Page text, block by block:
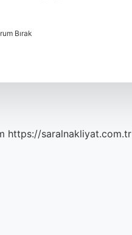
Bırak
https://saralnakliyat.com.tr